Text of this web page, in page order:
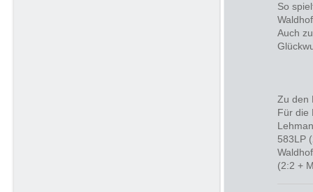
So
Auch
Zu den
Für die
583LP
(2:2 +